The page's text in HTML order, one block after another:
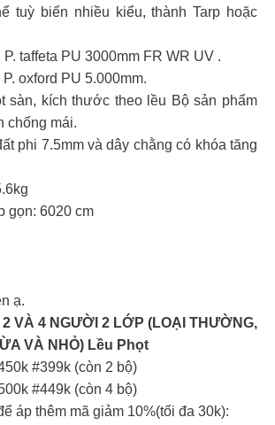
tuỳ biến nhiều kiểu, thành Tarp hoặc
taffeta PU 3000mm FR WR UV .
oxford PU 5.000mm.
sàn, kích thước theo lều Bộ sản phẩm
chống mái.
phi 7.5mm và dây chằng có khóa tăng
gọn: 6020 cm
ạ.
VÀ 4 NGƯỜI 2 LỚP (LOẠI THƯỜNG,
VÀ NHỎ) Lều Phọt
#399k (còn 2 bộ)
#449k (còn 4 bộ)
áp thêm mã giảm 10%(tối đa 30k):